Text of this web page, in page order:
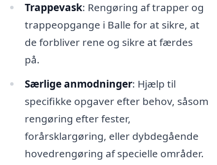
Trappevask: Rengøring af trapper og
trappeopgange i Balle for at sikre, at
de forbliver rene og sikre at færdes
på.
Særlige anmodninger: Hjælp til
specifikke opgaver efter behov, såsom
rengøring efter fester,
forårsklargøring, eller dybdegående
hovedrengøring af specielle områder.